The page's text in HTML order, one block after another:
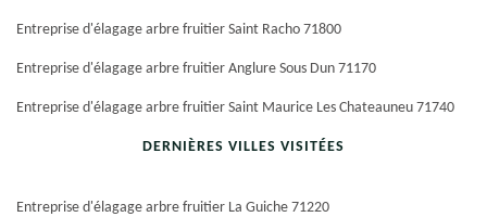
Entreprise d'élagage arbre fruitier Saint Racho 71800
Entreprise d'élagage arbre fruitier Anglure Sous Dun 71170
Entreprise d'élagage arbre fruitier Saint Maurice Les Chateauneu 71740
DERNIÈRES VILLES VISITÉES
Entreprise d'élagage arbre fruitier La Guiche 71220